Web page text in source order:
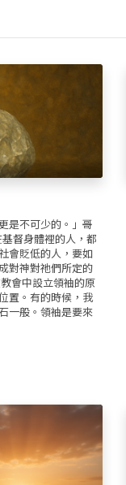
是不可少的。」哥
督身體裡的人，都
會貶低的人，要如
對神對祂們所定的
會中設立領袖的原
置。有的時候，我
一般。領袖是要來